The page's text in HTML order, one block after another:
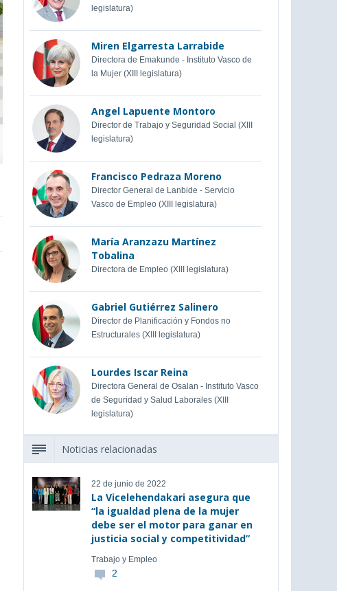
legislatura)
Miren Elgarresta Larrabide
Directora de Emakunde - Instituto Vasco de
la Mujer (XIII legislatura)
Angel Lapuente Montoro
Director de Trabajo y Seguridad Social (XIII
legislatura)
Francisco Pedraza Moreno
Director General de Lanbide - Servicio
Vasco de Empleo (XIII legislatura)
María Aranzazu Martínez
Tobalina
Directora de Empleo (XIII legislatura)
Gabriel Gutiérrez Salinero
Director de Planificación y Fondos no
Estructurales (XIII legislatura)
Lourdes Iscar Reina
Directora General de Osalan - Instituto Vasco
de Seguridad y Salud Laborales (XIII
legislatura)
Noticias relacionadas
22 de junio de 2022
La Vicelehendakari asegura que
“la igualdad plena de la mujer
debe ser el motor para ganar en
justicia social y competitividad”
Trabajo y Empleo
2